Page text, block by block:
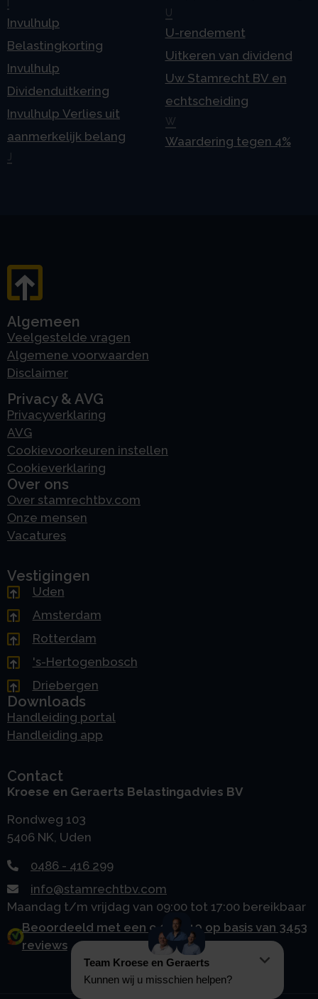
Invulhulp
Belastingkorting
Invulhulp
Dividenduitkering
Invulhulp Verlies uit
aanmerkelijk belang
U
U-rendement
Uitkeren van dividend
Uw Stamrecht BV en
echtscheiding
W
Waardering tegen 4%
Algemeen
Veelgestelde vragen
Algemene voorwaarden
Disclaimer
Privacy & AVG
Privacyverklaring
AVG
Cookievoorkeuren instellen
Cookieverklaring
Over ons
Over stamrechtbv.com
Onze mensen
Vacatures
Vestigingen
Uden
Amsterdam
Rotterdam
's-Hertogenbosch
Driebergen
Downloads
Handleiding portal
Handleiding app
Contact
Kroese en Geraerts Belastingadvies BV
Rondweg 103
5406 NK, Uden
0486 - 416 299
info@stamrechtbv.com
Maandag t/m vrijdag van 09:00 tot 17:00 bereikbaar
Beoordeeld met een 9.0 uit 10 op basis van 3453
reviews